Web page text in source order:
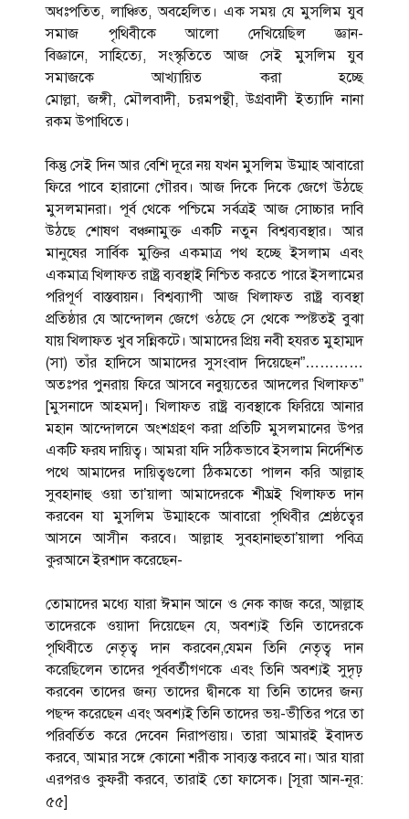
অধঃপতিত, লাঞ্চিত, অবহেলিত। এক সময় যে মুসলিম যুব
সমাজ পৃথিবীকে আলো দেখিয়েছিল জ্ঞান-
বিজ্ঞানে, সাহিত্যে, সংস্কৃতিতে আজ সেই মুসলিম যুব
সমাজকে আখ্যায়িত করা হচ্ছে
মোল্লা, জঙ্গী, মৌলবাদী, চরমপন্থী, উগ্রবাদী ইত্যাদি নানা
রকম উপাধিতে।
কিন্তু সেই দিন আর বেশি দূরে নয় যখন মুসলিম উম্মাহ আবারো
ফিরে পাবে হারানো গৌরব। আজ দিকে দিকে জেগে উঠছে
মুসলমানরা। পূর্ব থেকে পশ্চিমে সর্বত্রই আজ সোচ্চার দাবি
উঠছে শোষণ বঞ্চনামুক্ত একটি নতুন বিশ্বব্যবস্থার। আর
মানুষের সার্বিক মুক্তির একমাত্র পথ হচ্ছে ইসলাম এবং
একমাত্র খিলাফত রাষ্ট্র ব্যবস্থাই নিশ্চিত করতে পারে ইসলামের
পরিপূর্ণ বাস্তবায়ন। বিশ্বব্যাপী আজ খিলাফত রাষ্ট্র ব্যবস্থা
প্রতিষ্ঠার যে আন্দোলন জেগে ওঠছে সে থেকে স্পষ্টতই বুঝা
যায় খিলাফত খুব সন্নিকটে। আমাদের প্রিয় নবী হযরত মুহাম্মদ
(সা) তাঁর হাদিসে আমাদের সুসংবাদ দিয়েছেন”…………
অতঃপর পুনরায় ফিরে আসবে নবুয়্যতের আদলের খিলাফত”
[মুসনাদে আহমদ]। খিলাফত রাষ্ট্র ব্যবস্থাকে ফিরিয়ে আনার
মহান আন্দোলনে অংশগ্রহণ করা প্রতিটি মুসলমানের উপর
একটি ফরয দায়িত্ব। আমরা যদি সঠিকভাবে ইসলাম নির্দেশিত
পথে আমাদের দায়িত্বগুলো ঠিকমতো পালন করি আল্লাহ
সুবহানাহু ওয়া তা’য়ালা আমাদেরকে শীঘ্রই খিলাফত দান
করবেন যা মুসলিম উম্মাহকে আবারো পৃথিবীর শ্রেষ্ঠত্বের
আসনে আসীন করবে। আল্লাহ সুবহানাহুতা’য়ালা পবিত্র
কুরআনে ইরশাদ করেছেন-
তোমাদের মধ্যে যারা ঈমান আনে ও নেক কাজ করে, আল্লাহ
তাদেরকে ওয়াদা দিয়েছেন যে, অবশ্যই তিনি তাদেরকে
পৃথিবীতে নেতৃত্ব দান করবেন,যেমন তিনি নেতৃত্ব দান
করেছিলেন তাদের পূর্ববর্তীগণকে এবং তিনি অবশ্যই সুদৃঢ়
করবেন তাদের জন্য তাদের দ্বীনকে যা তিনি তাদের জন্য
পছন্দ করেছেন এবং অবশ্যই তিনি তাদের ভয়-ভীতির পরে তা
পরিবর্তিত করে দেবেন নিরাপত্তায়। তারা আমারই ইবাদত
করবে, আমার সঙ্গে কোনো শরীক সাব্যস্ত করবে না। আর যারা
এরপরও কুফরী করবে, তারাই তো ফাসেক। [সূরা আন-নূর:
৫৫]